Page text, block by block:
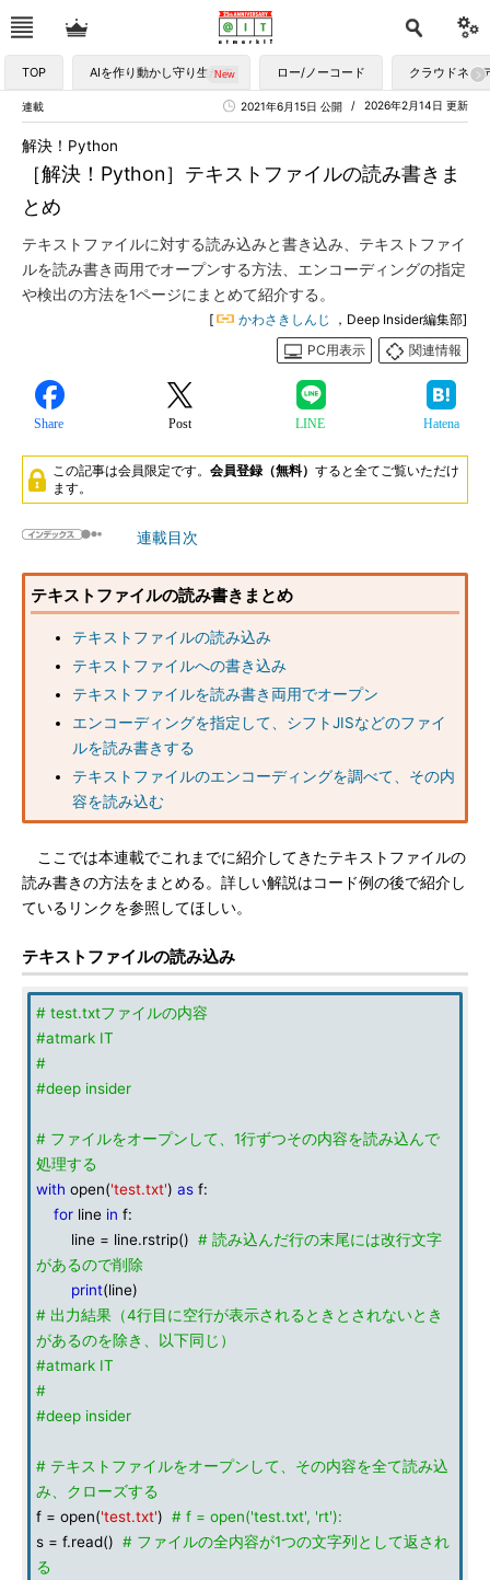
TOP AIを作り動かし守り生かす ロー/ノーコード クラウドネイ
連載 2026年2月14日 更新
2021年6月15日 公開
［解決！Python］テキストファイルの読み書きま
とめ
解決！Python
テキストファイルに対する読み込みと書き込み、テキストファイ
ルを読み書き両用でオープンする方法、エンコーディングの指定
や検出の方法を1ページにまとめて紹介する。
[ かわさきしんじ
，Deep Insider編集部]
PC用表示
関連情報
Share Post LINE Hatena
この記事は会員限定です。 会員登録（無料） すると全てご覧いただけ
ます。
連載目次
テキストファイルの読み書きまとめ
テキストファイルの読み込み
テキストファイルへの書き込み
テキストファイルを読み書き両用でオープン
エンコーディングを指定して、シフトJISなどのファイ
ルを読み書きする
テキストファイルのエンコーディングを調べて、その内
容を読み込む
ここでは本連載でこれまでに紹介してきたテキストファイルの
読み書きの方法をまとめる。詳しい解説はコード例の後で紹介し
ているリンクを参照してほしい。
テキストファイルの読み込み
# test.txtファイルの内容
#atmark IT
#
#deep insider
# ファイルをオープンして、1行ずつその内容を読み込んで
処理する
with open('test.txt') as f:
for line in f:
line = line.rstrip() # 読み込んだ行の末尾には改行文字
があるので削除
print(line)
# 出力結果（4行目に空行が表示されるときとされないとき
があるのを除き、以下同じ）
#atmark IT
#
#deep insider
# テキストファイルをオープンして、その内容を全て読み込
み、クローズする
f = open('test.txt') # f = open('test.txt', 'rt'):
s = f.read() # ファイルの全内容が1つの文字列として返され
る